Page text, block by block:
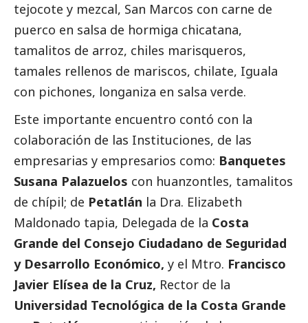
tejocote y mezcal, San Marcos con carne de
puerco en salsa de hormiga chicatana,
tamalitos de arroz, chiles marisqueros,
tamales rellenos de mariscos, chilate, Iguala
con pichones, longaniza en salsa verde.
Este importante encuentro contó con la
colaboración de las Instituciones, de las
empresarias y empresarios como: Banquetes
Susana Palazuelos con huanzontles, tamalitos
de chípil; de Petatlán la Dra. Elizabeth
Maldonado tapia, Delegada de la Costa
Grande del Consejo Ciudadano de Seguridad
y Desarrollo Económico, y el Mtro. Francisco
Javier Elísea de la Cruz, Rector de la
Universidad Tecnológica de la Costa Grande